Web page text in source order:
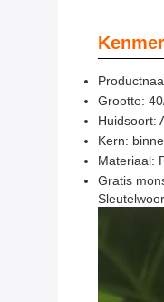
Grootte:
Huidsoort:
Kern:
Materiaal:
Gratis